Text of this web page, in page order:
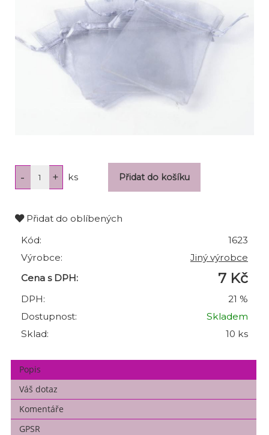
ks
Přidat do oblíbených
Kód:
1623
Výrobce:
Jiný výrobce
Cena s DPH:
7 Kč
DPH:
21 %
Dostupnost:
Skladem
Sklad:
10 ks
Popis
Váš dotaz
Komentáře
GPSR